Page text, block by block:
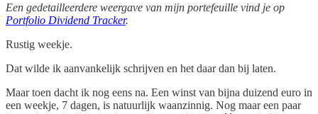
Een gedetailleerdere weergave van mijn portefeuille vind je op
Portfolio Dividend Tracker.
Rustig weekje.
Dat wilde ik aanvankelijk schrijven en het daar dan bij laten.
Maar toen dacht ik nog eens na. Een winst van bijna duizend euro in
een weekje, 7 dagen, is natuurlijk waanzinnig. Nog maar een paar